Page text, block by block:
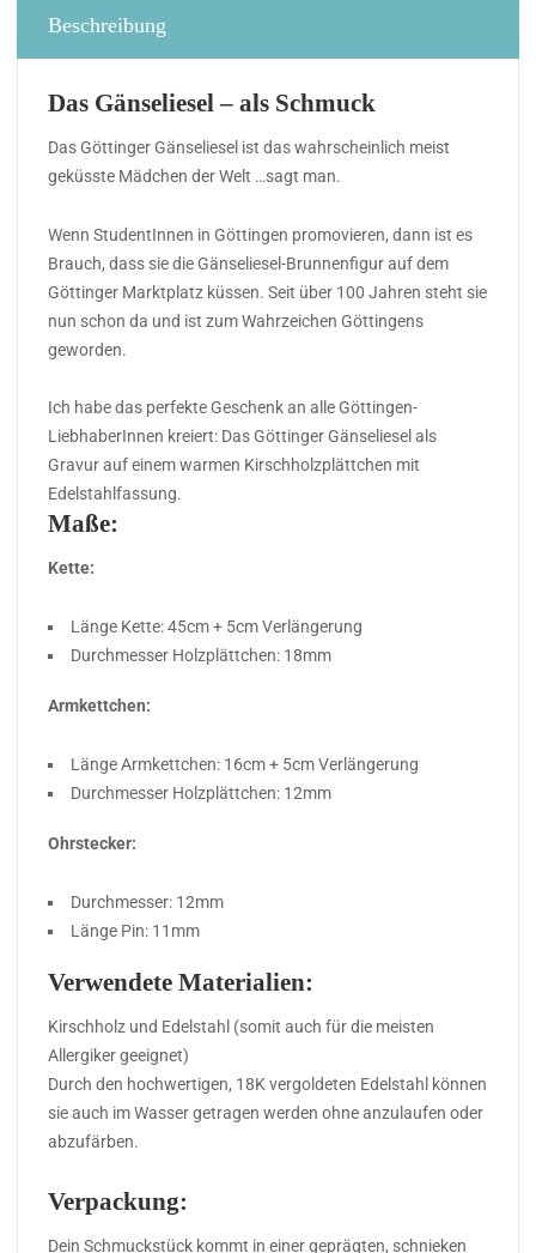
Beschreibung
Das Gänseliesel – als Schmuck
Das Göttinger Gänseliesel ist das wahrscheinlich meist
geküsste Mädchen der Welt …sagt man.
Wenn StudentInnen in Göttingen promovieren, dann ist es
Brauch, dass sie die Gänseliesel-Brunnenfigur auf dem
Göttinger Marktplatz küssen. Seit über 100 Jahren steht sie
nun schon da und ist zum Wahrzeichen Göttingens
geworden.
Ich habe das perfekte Geschenk an alle Göttingen-
LiebhaberInnen kreiert: Das Göttinger Gänseliesel als
Gravur auf einem warmen Kirschholzplättchen mit
Edelstahlfassung.
Maße:
Kette:
Länge Kette: 45cm + 5cm Verlängerung
Durchmesser Holzplättchen: 18mm
Armkettchen:
Länge Armkettchen: 16cm + 5cm Verlängerung
Durchmesser Holzplättchen: 12mm
Ohrstecker:
Durchmesser: 12mm
Länge Pin: 11mm
Verwendete Materialien:
Kirschholz und Edelstahl (somit auch für die meisten
Allergiker geeignet)
Durch den hochwertigen, 18K vergoldeten Edelstahl können
sie auch im Wasser getragen werden ohne anzulaufen oder
abzufärben.
Verpackung:
Dein Schmuckstück kommt in einer geprägten, schnieken